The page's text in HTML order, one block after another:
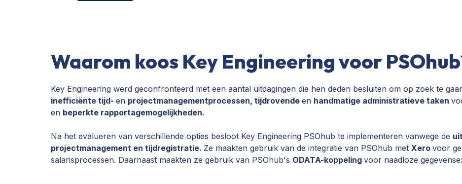
Waarom koos Key Engineering voor
Key Engineering werd geconfronteerd met een aantal uitdagingen die hen deden besluiten om op zoek te
inefficiënte tijd- en projectmanagementprocessen, tijdrovende en handmatige administratieve taken
en beperkte rapportagemogelijkheden.
Na het evalueren van verschillende opties besloot Key Engineering PSOhub te implementeren vanwege de
projectmanagement en tijdregistratie. Ze maakten gebruik van de integratie van PSOhub met Xero voor
salarisprocessen. Daarnaast maakten ze gebruik van PSOhub's ODATA-koppeling voor naadloze